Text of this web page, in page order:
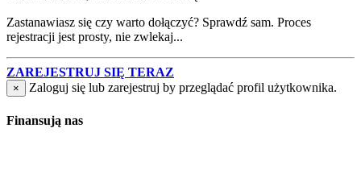
Zastanawiasz się czy warto dołączyć? Sprawdź sam. Proces
rejestracji jest prosty, nie zwlekaj...
ZAREJESTRUJ SIĘ TERAZ
× Zaloguj się lub zarejestruj by przeglądać profil użytkownika.
Finansują nas